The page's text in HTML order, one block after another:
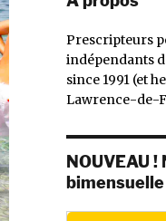
Prescripteurs
indépendants
since 1991 (et
Lawrence-de-
NOUVEAU
bimensuelle